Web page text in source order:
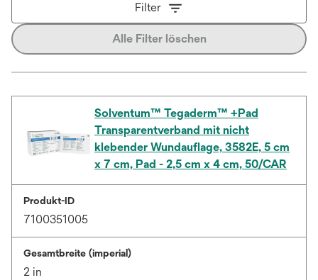
Filter
Alle Filter löschen
Solventum™ Tegaderm™ +Pad
Transparentverband mit nicht
klebender Wundauflage, 3582E, 5 cm
x 7 cm, Pad - 2,5 cm x 4 cm, 50/CAR
Produkt-ID
7100351005
Gesamtbreite (imperial)
2 in